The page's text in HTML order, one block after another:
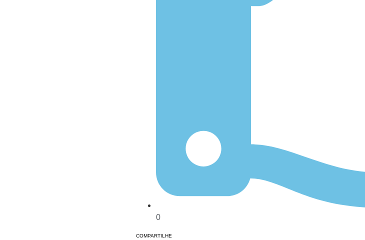
0
COMPARTILHE